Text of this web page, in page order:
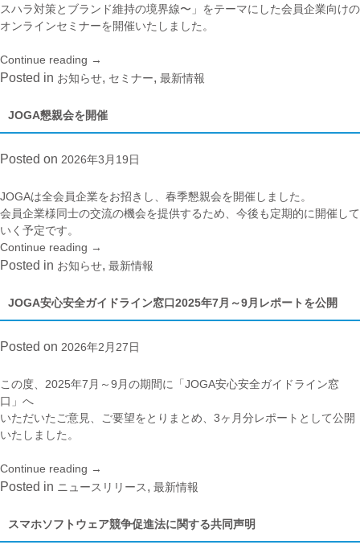
イ
ン
口
2025
10
12
レ
ポ
を
スハラ対策とブランド維持の境界線〜」をテーマにした会員企業向けの
オンラインセミナーを開催いたしました。
Continue reading “顧
客
応
正
に
向
た
消
者
務・
新
ミ
→
Posted in お知らせ, セミナー, 最新情報
JOGA懇親会を開催
Posted on 2026年3月19日
JOGAは全会員企業をお招きし、春季懇親会を開催しました。
会員企業様同士の交流の機会を提供するため、今後も定期的に開催して
いく予定です。
Continue reading “JOGA
懇
会
催”
→
Posted in お知らせ, 最新情報
JOGA安心安全ガイドライン窓口2025年7月～9月レポートを公開
Posted on 2026年2月27日
この度、2025年7月～9月の期間に「JOGA安心安全ガイドライン窓
口」へ
いただいたご意見、ご要望をとりまとめ、3ヶ月分レポートとして公開
いたしました。
Continue reading “JOGA
安
安
→
Posted in ニュースリリース, 最新情報
スマホソフトウェア競争促進法に関する共同声明